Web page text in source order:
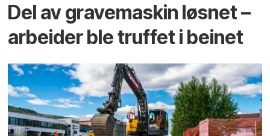
Del av grave­maskin løsnet –
arbeider ble truffet i beinet